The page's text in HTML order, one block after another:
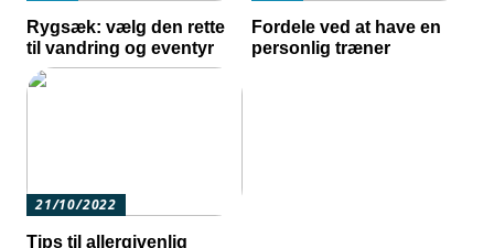
Rygsæk: vælg den rette
til vandring og eventyr
Fordele ved at have en
personlig træner
21/10/2022
Tips til allergivenlig